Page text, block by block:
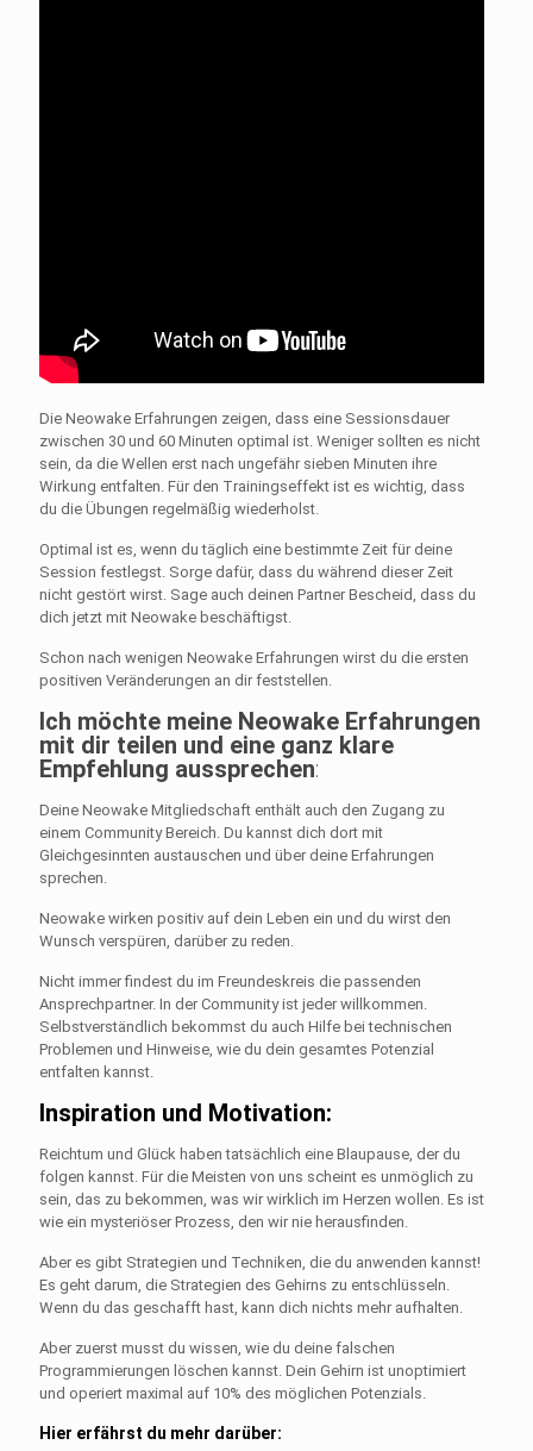
Die Neowake Erfahrungen zeigen, dass eine Sessionsdauer
zwischen 30 und 60 Minuten optimal ist. Weniger sollten es nicht
sein, da die Wellen erst nach ungefähr sieben Minuten ihre
Wirkung entfalten. Für den Trainingseffekt ist es wichtig, dass
du die Übungen regelmäßig wiederholst.
Optimal ist es, wenn du täglich eine bestimmte Zeit für deine
Session festlegst. Sorge dafür, dass du während dieser Zeit
nicht gestört wirst. Sage auch deinen Partner Bescheid, dass du
dich jetzt mit Neowake beschäftigst.
Schon nach wenigen Neowake Erfahrungen wirst du die ersten
positiven Veränderungen an dir feststellen.
Ich möchte meine Neowake Erfahrungen
mit dir teilen und eine ganz klare
Empfehlung aussprechen:
Deine Neowake Mitgliedschaft enthält auch den Zugang zu
einem Community Bereich. Du kannst dich dort mit
Gleichgesinnten austauschen und über deine Erfahrungen
sprechen.
Neowake wirken positiv auf dein Leben ein und du wirst den
Wunsch verspüren, darüber zu reden.
Nicht immer findest du im Freundeskreis die passenden
Ansprechpartner. In der Community ist jeder willkommen.
Selbstverständlich bekommst du auch Hilfe bei technischen
Problemen und Hinweise, wie du dein gesamtes Potenzial
entfalten kannst.
Inspiration und Motivation:
Reichtum und Glück haben tatsächlich eine Blaupause, der du
folgen kannst. Für die Meisten von uns scheint es unmöglich zu
sein, das zu bekommen, was wir wirklich im Herzen wollen. Es ist
wie ein mysteriöser Prozess, den wir nie herausfinden.
Aber es gibt Strategien und Techniken, die du anwenden kannst!
Es geht darum, die Strategien des Gehirns zu entschlüsseln.
Wenn du das geschafft hast, kann dich nichts mehr aufhalten.
Aber zuerst musst du wissen, wie du deine falschen
Programmierungen löschen kannst. Dein Gehirn ist unoptimiert
und operiert maximal auf 10% des möglichen Potenzials.
Hier erfährst du mehr darüber: